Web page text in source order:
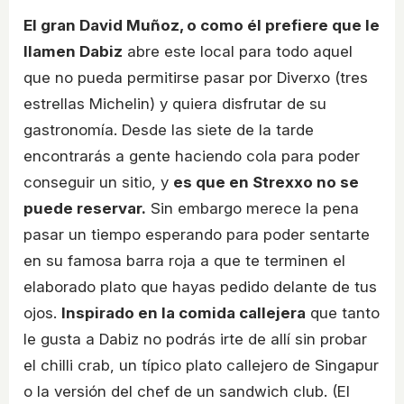
El gran David Muñoz, o como él prefiere que le
llamen Dabiz abre este local para todo aquel
que no pueda permitirse pasar por Diverxo (tres
estrellas Michelin) y quiera disfrutar de su
gastronomía. Desde las siete de la tarde
encontrarás a gente haciendo cola para poder
conseguir un sitio, y es que en Strexxo no se
puede reservar. Sin embargo merece la pena
pasar un tiempo esperando para poder sentarte
en su famosa barra roja a que te terminen el
elaborado plato que hayas pedido delante de tus
ojos. Inspirado en la comida callejera que tanto
le gusta a Dabiz no podrás irte de allí sin probar
el chilli crab, un típico plato callejero de Singapur
o la versión del chef de un sandwich club. (El